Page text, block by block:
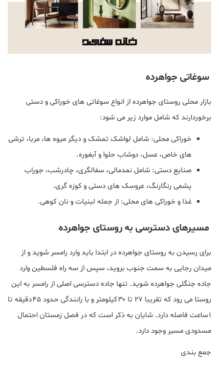
سوغاتی جواهرده
بازار محلی روستای جواهرده از انواع سوغاتی‌ های خوراکی و دستی
برخوردارند که شامل موارد زیر می شود:
خوراکی محلی: شامل لواشک تمشک و دیگر میوه‌ ها، مربا، ترشی‌
های خاص، عسل، دوشاب حلوا و آبغوره.
صنایع دستی: شامل نمدمالی، سفالگری، چادرشب، جوراب
پشمی رنگارنگ، عروسک‌ های دستی و کوزه‌ گری.
غذا و خوراکی های محلی: از جمله لبنیات و نان کوهی.
مسیرهای دسترسی به روستای جواهرده
برای رسیدن به روستای جواهرده در ابتدا باید وارد رامسر شوید و از
میدان رجایی به سمت جنوب بروید، سپس از سه‌ راه فلسطین وارد
جاده جنگلی جواهرده شوید. تنها جاده دسترسی اصلی از رامسر به این
روستا می‌ رود که تقریبا ۲۷ تا ۳۰ کیلومتر و با رانندگی حدود ۴۵ دقیقه تا
۱ ساعت فاصله دارد. شایان به ذکر است که در فصل زمستان احتمال
مسدودی مسیر وجود دارد.
جمع‌ بندی